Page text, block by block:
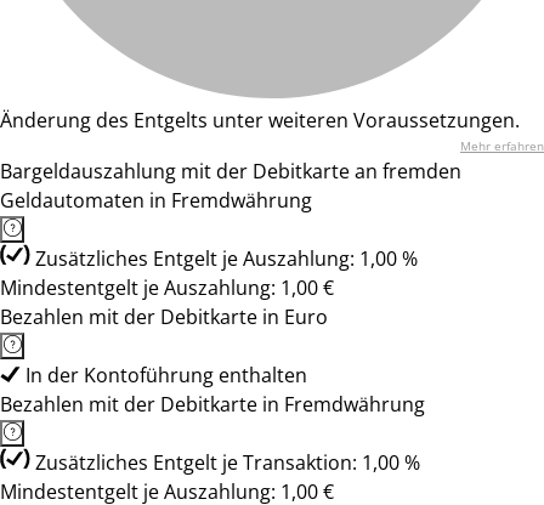
Änderung des Entgelts unter weiteren Voraussetzungen.
Mehr erfahren
Bargeldauszahlung mit der Debitkarte an fremden
Geldautomaten in Fremdwährung
Zusätzliches Entgelt je Auszahlung: 1,00 %
Mindestentgelt je Auszahlung: 1,00 €
Bezahlen mit der Debitkarte in Euro
In der Kontoführung enthalten
Bezahlen mit der Debitkarte in Fremdwährung
Zusätzliches Entgelt je Transaktion: 1,00 %
Mindestentgelt je Auszahlung: 1,00 €